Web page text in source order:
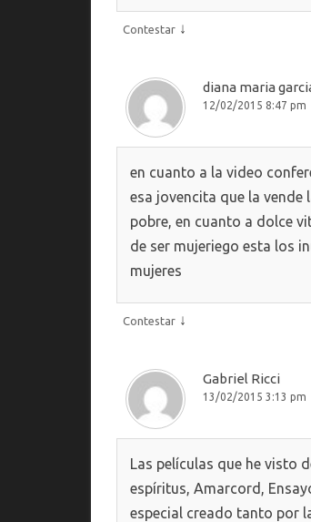
Contestar ↓
diana maria
12/02/2015 8:47 pm
en cuanto a la video
esa jovencita que la
pobre, en cuanto a dolce
de ser mujeriego esta los
mujeres
Contestar ↓
Gabriel Ricci
13/02/2015 3:13 pm
Las películas que he visto
espíritus, Amarcord,
especial creado tanto por